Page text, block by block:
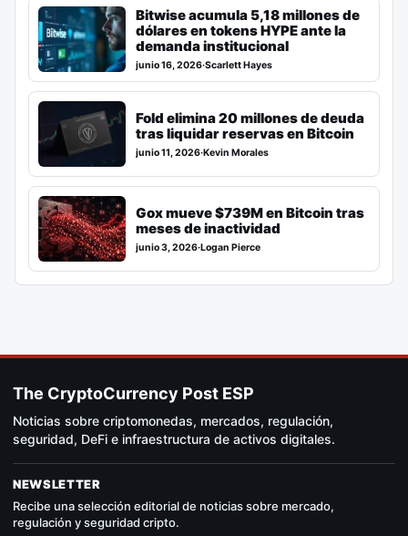
Bitwise acumula 5,18 millones de
dólares en tokens HYPE ante la
demanda institucional
junio 16, 2026·Scarlett Hayes
Fold elimina 20 millones de deuda
tras liquidar reservas en Bitcoin
junio 11, 2026·Kevin Morales
Gox mueve $739M en Bitcoin tras
meses de inactividad
junio 3, 2026·Logan Pierce
The CryptoCurrency Post ESP
Noticias sobre criptomonedas, mercados, regulación,
seguridad, DeFi e infraestructura de activos digitales.
NEWSLETTER
Recibe una selección editorial de noticias sobre mercado,
regulación y seguridad cripto.